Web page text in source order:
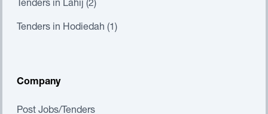
Tenders in Lahij (2)
Tenders in Hodiedah (1)
Company
Post Jobs/Tenders